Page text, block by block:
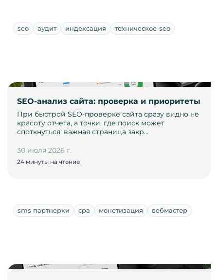
seo аудит индексация техническое-seo
SEO-анализ сайта: проверка и приоритеты
При быстрой SEO-проверке сайта сразу видно не
красоту отчета, а точки, где поиск может
споткнуться: важная страница закр…
30 июля 2026 г.
24 минуты на чтение
sms партнерки cpa монетизация вебмастер